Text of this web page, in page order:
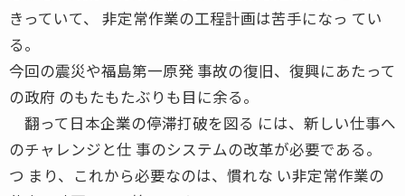
きっていて、 非定常作業の工程計画は苦手になっ てい
る。
今回の震災や福島第一原発 事故の復旧、復興にあたって
の政府 のもたもたぶりも目に余る。
翻って日本企業の停滞打破を図る には、新しい仕事へ
のチャレンジと仕 事のシステムの改革が必要である。
つ まり、これから必要なのは、慣れな い非定常作業の